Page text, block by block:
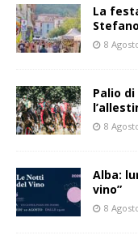
La
8
Palio
8
Alba:
vino”
8